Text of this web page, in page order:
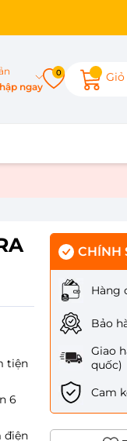
ngay
0
tiện
6
điện
CHÍNH
Hàng
Bảo
Giao
quốc)
Cam